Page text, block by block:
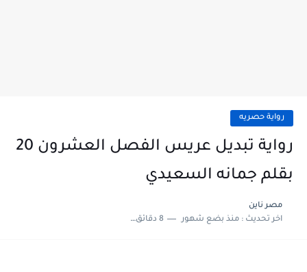
رواية حصريه
رواية تبديل عريس الفصل العشرون 20
بقلم جمانه السعيدي
مصر ناين
اخر تحديث :منذ بضع شهور 8 دقائق للقراءة